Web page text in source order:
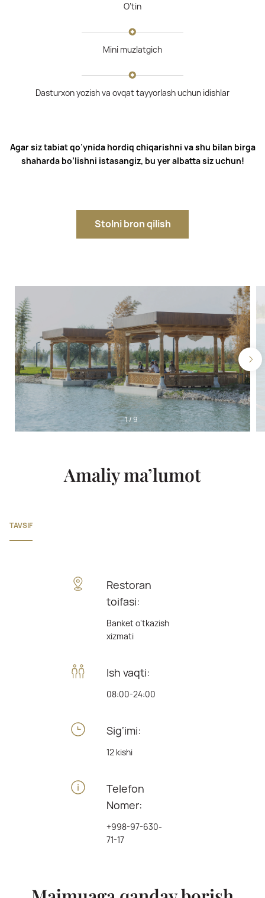
O’tin
Mini muzlatgich
Dasturxon yozish va ovqat tayyorlash uchun idishlar
Agar siz tabiat qo’ynida hordiq chiqarishni va shu bilan birga
shaharda bo’lishni istasangiz, bu yer albatta siz uchun!
Stolni bron qilish
1/9
Amaliy ma’lumot
TAVSIF
Restoran
toifasi:
Banket o‘tkazish
xizmati
Ish vaqti:
08:00-24:00
Sig‘imi:
12 kishi
Telefon
Nomer:
+998-97-630-
71-17